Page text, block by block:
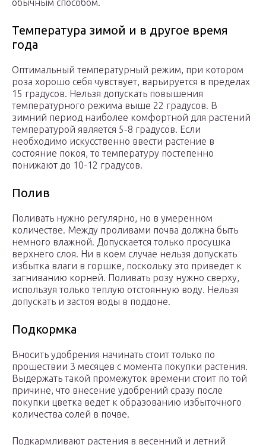
обычным способом.
Температура зимой и в другое время
года
Оптимальный температурный режим, при котором
роза хорошо себя чувствует, варьируется в пределах
15 градусов. Нельзя допускать повышения
температурного режима выше 22 градусов. В
зимний период наиболее комфортной для растений
температурой является 5-8 градусов. Если
необходимо искусственно ввести растение в
состояние покоя, то температуру постепенно
понижают до 10-12 градусов.
Полив
Поливать нужно регулярно, но в умеренном
количестве. Между проливами почва должна быть
немного влажной. Допускается только просушка
верхнего слоя. Ни в коем случае нельзя допускать
избытка влаги в горшке, поскольку это приведет к
загниванию корней. Поливать розу нужно сверху,
используя только теплую отстоянную воду. Нельзя
допускать и застоя воды в поддоне.
Подкормка
Вносить удобрения начинать стоит только по
прошествии 3 месяцев с момента покупки растения.
Выдержать такой промежуток времени стоит по той
причине, что внесение удобрений сразу после
покупки цветка ведет к образованию избыточного
количества солей в почве.
Подкармливают растения в весенний и летний